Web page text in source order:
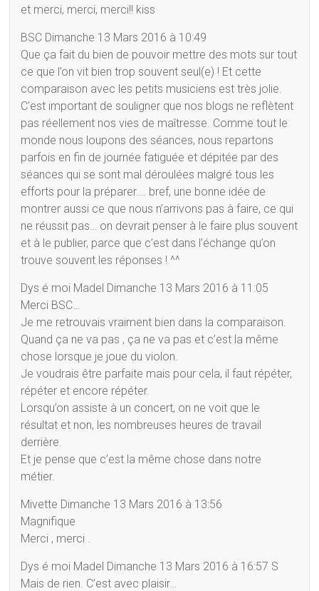
et merci, merci, merci!! kiss
BSC Dimanche 13 Mars 2016 à 10:49
Que ça fait du bien de pouvoir mettre des mots sur tout
ce que l’on vit bien trop souvent seul(e) ! Et cette
comparaison avec les petits musiciens est très jolie.
C’est important de souligner que nos blogs ne reflètent
pas réellement nos vies de maîtresse. Comme tout le
monde nous loupons des séances, nous repartons
parfois en fin de journée fatiguée et dépitée par des
séances qui se sont mal déroulées malgré tous les
efforts pour la préparer…. bref, une bonne idée de
montrer aussi ce que nous n’arrivons pas à faire, ce qui
ne réussit pas… on devrait penser à le faire plus souvent
et à le publier, parce que c’est dans l’échange qu’on
trouve souvent les réponses ! ^^
Dys é moi Madel Dimanche 13 Mars 2016 à 11:05
Merci BSC…
Je me retrouvais vraiment bien dans la comparaison.
Quand ça ne va pas , ça ne va pas et c’est la même
chose lorsque je joue du violon.
Je voudrais être parfaite mais pour cela, il faut répéter,
répéter et encore répéter.
Lorsqu’on assiste à un concert, on ne voit que le
résultat et non, les nombreuses heures de travail
derrière.
Et je pense que c’est la même chose dans notre
métier.
Mivette Dimanche 13 Mars 2016 à 13:56
Magnifique
Merci , merci .
Dys é moi Madel Dimanche 13 Mars 2016 à 16:57 S
Mais de rien. C’est avec plaisir…